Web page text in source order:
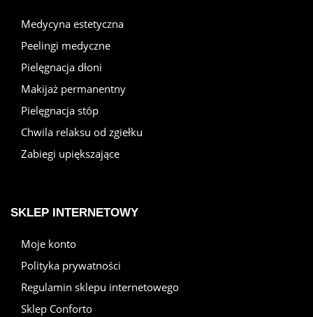
Medycyna estetyczna
Peelingi medyczne
Pielęgnacja dłoni
Makijaż permanentny
Pielęgnacja stóp
Chwila relaksu od zgiełku
Zabiegi upiększające
SKLEP INTERNETOWY
Moje konto
Polityka prywatności
Regulamin sklepu internetowego
Sklep Conforto